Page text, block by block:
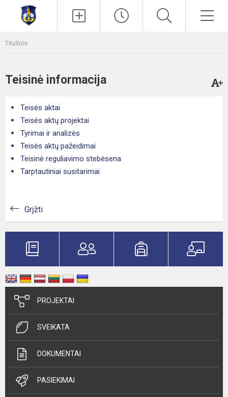
Titulinis
Teisinė informacija
Teisės aktai
Teisės aktų projektai
Tyrimai ir analizės
Teisės aktų pažeidimai
Teisinė reguliavimo stebėsena
Tarptautiniai susitarimai
Grįžti
PROJEKTAI
SVEIKATA
DOKUMENTAI
PASIEKIMAI